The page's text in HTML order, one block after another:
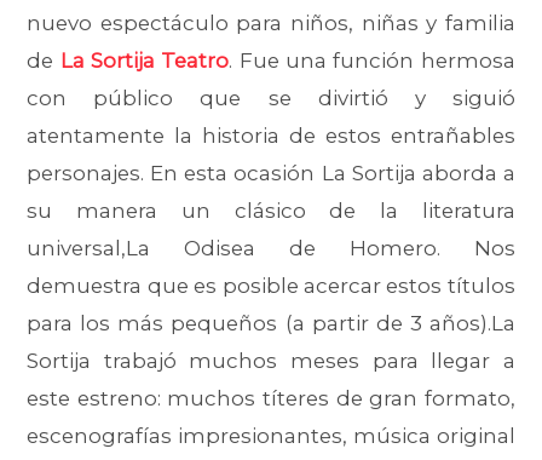
nuevo espectáculo para niños, niñas y familia
de La Sortija Teatro. Fue una función hermosa
con público que se divirtió y siguió
atentamente la historia de estos entrañables
personajes. En esta ocasión La Sortija aborda a
su manera un clásico de la literatura
universal,La Odisea de Homero. Nos
demuestra que es posible acercar estos títulos
para los más pequeños (a partir de 3 años).La
Sortija trabajó muchos meses para llegar a
este estreno: muchos títeres de gran formato,
escenografías impresionantes, música original